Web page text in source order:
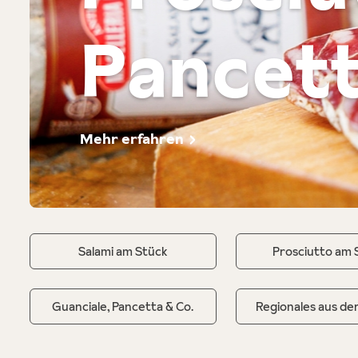
Mehr erfahren
Salami am Stück Prosciutto am
Guanciale, Pancetta & Co.